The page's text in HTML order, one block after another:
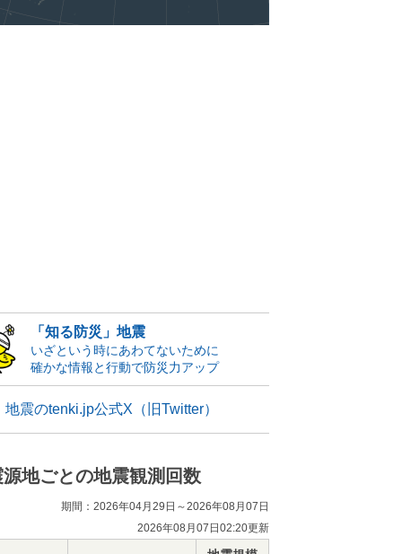
「知る防災」地震
いざという時にあわてないために
確かな情報と行動で防災力アップ
地震のtenki.jp公式X（旧Twitter）
源地ごとの地震観測回数
期間：2026年04月29日～2026年08月07日
2026年08月07日02:20更新